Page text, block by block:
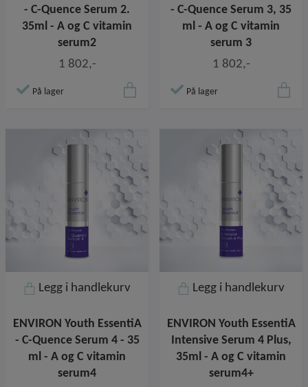
- C-Quence Serum 2.
35ml - A og C vitamin
serum2
1 802,-
På lager
- C-Quence Serum 3, 35
ml - A og C vitamin
serum 3
1 802,-
På lager
Legg i handlekurv
ENVIRON Youth EssentiA
- C-Quence Serum 4 - 35
ml - A og C vitamin
serum4
Legg i handlekurv
ENVIRON Youth EssentiA
Intensive Serum 4 Plus,
35ml - A og C vitamin
serum4+